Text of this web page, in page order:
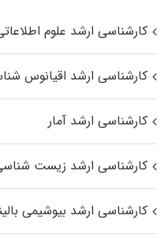
کارشناسی ارشد علوم
کارشناسی ارشد اقیانوس‌
کارشناسی ارشد آمار
کارشناسی ارشد زیست
کارشناسی ارشد بیوشیمی